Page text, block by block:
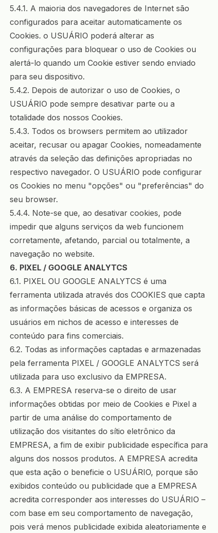
5.4.1. A maioria dos navegadores de Internet são
configurados para aceitar automaticamente os
Cookies. o USUÁRIO poderá alterar as
configurações para bloquear o uso de Cookies ou
alertá-lo quando um Cookie estiver sendo enviado
para seu dispositivo.
5.4.2. Depois de autorizar o uso de Cookies, o
USUÁRIO pode sempre desativar parte ou a
totalidade dos nossos Cookies.
5.4.3. Todos os browsers permitem ao utilizador
aceitar, recusar ou apagar Cookies, nomeadamente
através da seleção das definições apropriadas no
respectivo navegador. O USUÁRIO pode configurar
os Cookies no menu "opções" ou "preferências" do
seu browser.
5.4.4. Note-se que, ao desativar cookies, pode
impedir que alguns serviços da web funcionem
corretamente, afetando, parcial ou totalmente, a
navegação no website.
6. PIXEL / GOOGLE ANALYTCS
6.1. PIXEL OU GOOGLE ANALYTCS é uma
ferramenta utilizada através dos COOKIES que capta
as informações básicas de acessos e organiza os
usuários em nichos de acesso e interesses de
conteúdo para fins comerciais.
6.2. Todas as informações captadas e armazenadas
pela ferramenta PIXEL / GOOGLE ANALYTCS será
utilizada para uso exclusivo da EMPRESA.
6.3. A EMPRESA reserva-se o direito de usar
informações obtidas por meio de Cookies e Pixel a
partir de uma análise do comportamento de
utilização dos visitantes do sítio eletrônico da
EMPRESA, a fim de exibir publicidade específica para
alguns dos nossos produtos. A EMPRESA acredita
que esta ação o beneficie o USUÁRIO, porque são
exibidos conteúdo ou publicidade que a EMPRESA
acredita corresponder aos interesses do USUÁRIO –
com base em seu comportamento de navegação,
pois verá menos publicidade exibida aleatoriamente e